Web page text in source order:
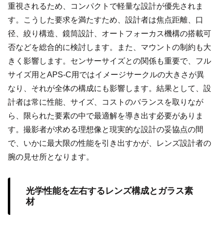
重視されるため、コンパクトで軽量な設計が優先されま
す。こうした要求を満たすため、設計者は焦点距離、口
径、絞り構造、鏡筒設計、オートフォーカス機構の搭載可
否などを総合的に検討します。また、マウントの制約も大
きく影響します。センサーサイズとの関係も重要で、フル
サイズ用とAPS-C用ではイメージサークルの大きさが異
なり、それが全体の構成にも影響します。結果として、設
計者は常に性能、サイズ、コストのバランスを取りなが
ら、限られた要素の中で最適解を導き出す必要がありま
す。撮影者が求める理想像と現実的な設計の妥協点の間
で、いかに最大限の性能を引き出すかが、レンズ設計者の
腕の見せ所となります。
光学性能を左右するレンズ構成とガラス素
材